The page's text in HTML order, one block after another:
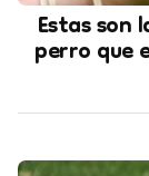
Estas son
perro que